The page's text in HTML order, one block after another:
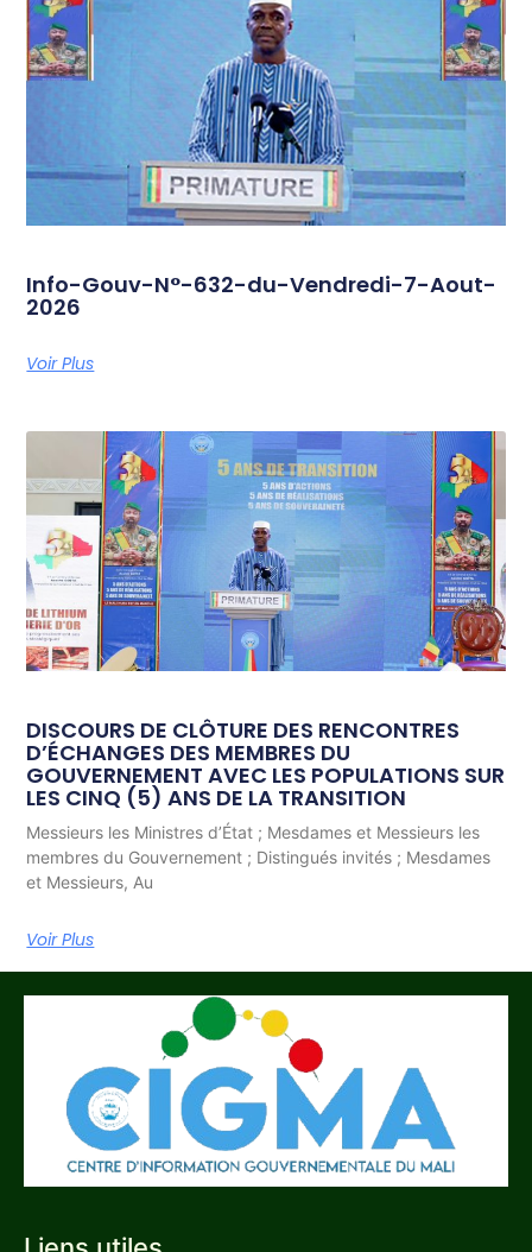
Info-Gouv-N°-632-du-Vendredi-7-Aout-
2026
Voir Plus
DISCOURS DE CLÔTURE DES RENCONTRES
D’ÉCHANGES DES MEMBRES DU
GOUVERNEMENT AVEC LES POPULATIONS SUR
LES CINQ (5) ANS DE LA TRANSITION
Messieurs les Ministres d’État ; Mesdames et Messieurs les
membres du Gouvernement ; Distingués invités ; Mesdames
et Messieurs, Au
Voir Plus